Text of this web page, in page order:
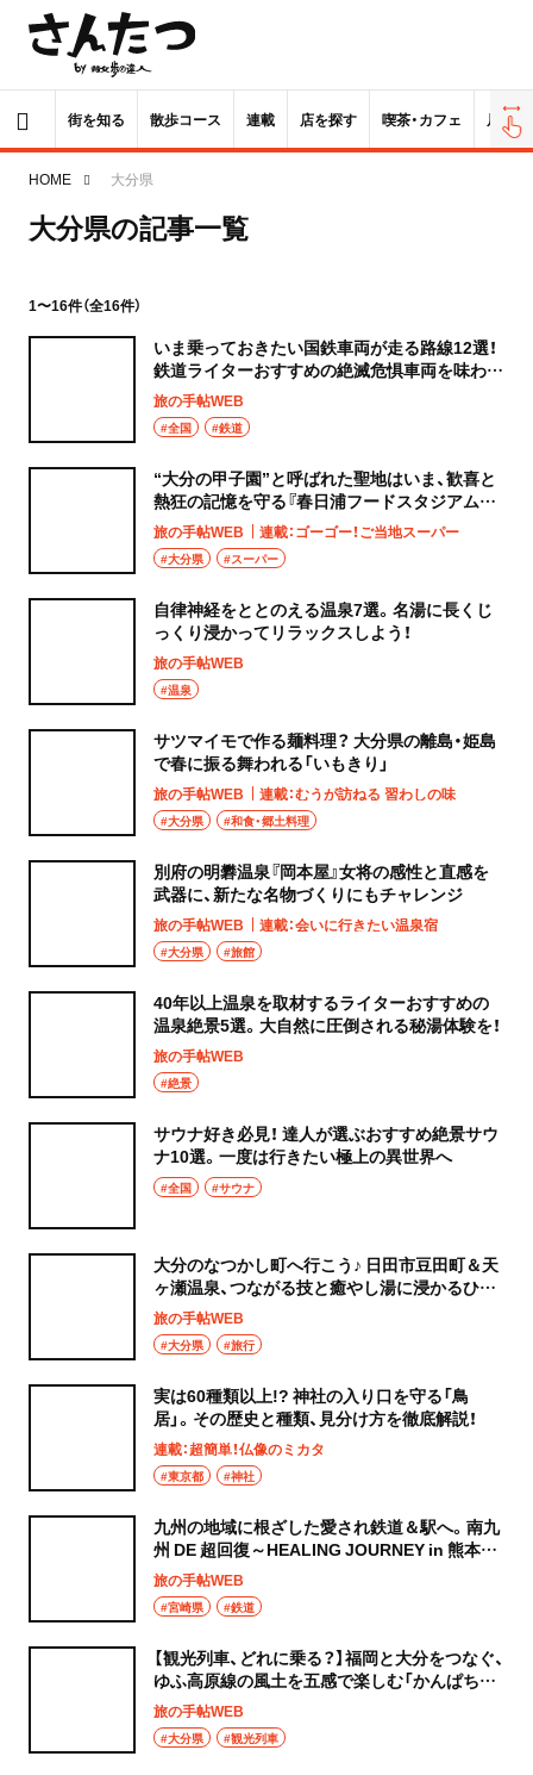
街を知る 散歩コース 連載 店を探す 喫茶・カフェ 居酒屋
HOME 大分県
大分県の記事一覧
1〜16件（全16件）
いま乗っておきたい国鉄車両が走る路線12選！
鉄道ライターおすすめの絶滅危惧車両を味わっ
て
旅の手帖WEB
#全国 #鉄道
“大分の甲子園”と呼ばれた聖地はいま、歓喜と
熱狂の記憶を守る『春日浦フードスタジアム』
に
旅の手帖WEB 連載：ゴーゴー！ご当地スーパー
#大分県 #スーパー
自律神経をととのえる温泉7選。名湯に長くじ
っくり浸かってリラックスしよう！
旅の手帖WEB
#温泉
サツマイモで作る麺料理？ 大分県の離島・姫島
で春に振る舞われる「いもきり」
旅の手帖WEB 連載：むうが訪ねる 習わしの味
#大分県 #和食・郷土料理
別府の明礬温泉『岡本屋』女将の感性と直感を
武器に、新たな名物づくりにもチャレンジ
旅の手帖WEB 連載：会いに行きたい温泉宿
#大分県 #旅館
40年以上温泉を取材するライターおすすめの
温泉絶景5選。大自然に圧倒される秘湯体験を！
旅の手帖WEB
#絶景
サウナ好き必見！ 達人が選ぶおすすめ絶景サウ
ナ10選。一度は行きたい極上の異世界へ
#全国 #サウナ
大分のなつかし町へ行こう♪ 日田市豆田町＆天
ヶ瀬温泉、つながる技と癒やし湯に浸かるひと
とき
旅の手帖WEB
#大分県 #旅行
実は60種類以上!? 神社の入り口を守る「鳥
居」。その歴史と種類、見分け方を徹底解説！
連載：超簡単！仏像のミカタ
#東京都 #神社
九州の地域に根ざした愛され鉄道＆駅へ。南九
州 DE 超回復～HEALING JOURNEY in 熊本・
宮崎・鹿児島～【後編】
旅の手帖WEB
#宮崎県 #鉄道
【観光列車、どれに乗る？】福岡と大分をつなぐ、
ゆふ高原線の風土を五感で楽しむ「かんぱち・
いちろく」
旅の手帖WEB
#大分県 #観光列車